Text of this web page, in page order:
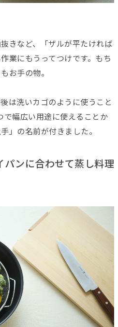
きなど、「ザルが平たければ
業にもうってつけです。もち
お手の物。
は洗いカゴのように使うこと
で幅広い用途に使えることか
」の名前が付きました。
パンに合わせて蒸し料理